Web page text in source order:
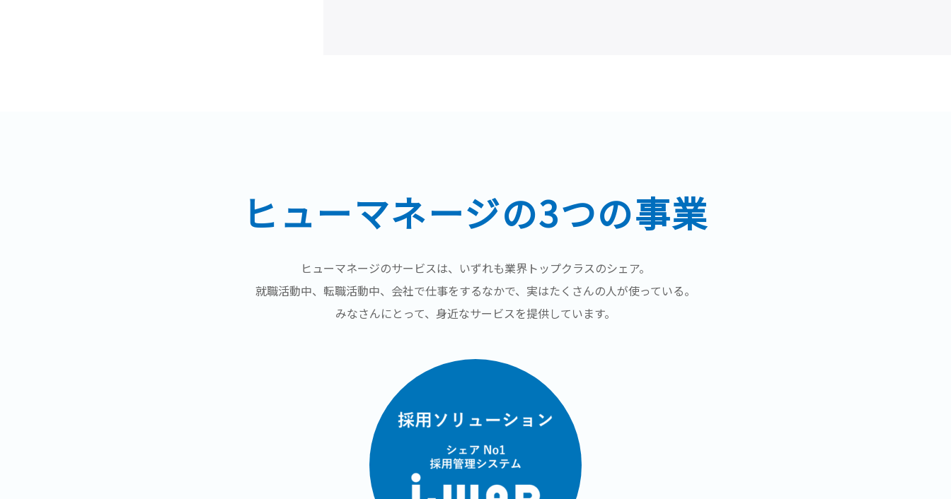
ヒューマネージの3つの事業
ヒューマネージのサービスは、いずれも業界トップクラスのシェア。
就職活動中、転職活動中、会社で仕事をするなかで、実はたくさんの人が使っている。
みなさんにとって、身近なサービスを提供しています。